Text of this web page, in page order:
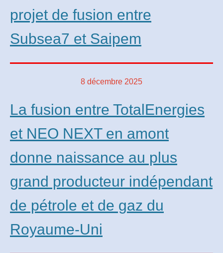
projet de fusion entre
Subsea7 et Saipem
8 décembre 2025
La fusion entre TotalEnergies
et NEO NEXT en amont
donne naissance au plus
grand producteur indépendant
de pétrole et de gaz du
Royaume-Uni